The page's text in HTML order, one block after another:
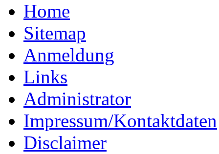
Home
Sitemap
Anmeldung
Links
Administrator
Impressum/Kontaktdaten
Disclaimer